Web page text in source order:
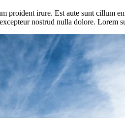
proident irure. Est aute sunt
nostrud nulla dolore. Lorem